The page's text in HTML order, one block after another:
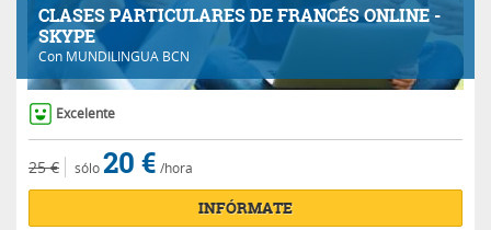
CLASES PARTICULARES DE FRANCÉS ONLINE -
SKYPE
Con MUNDILINGUA BCN
Excelente
25 € sólo20 € /hora
INFÓRMATE